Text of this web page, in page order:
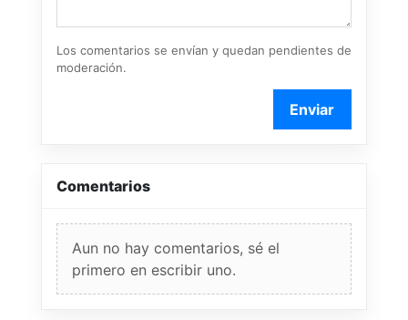
Los comentarios se envían y quedan pendientes de
moderación.
Enviar
Comentarios
Aun no hay comentarios, sé el
primero en escribir uno.